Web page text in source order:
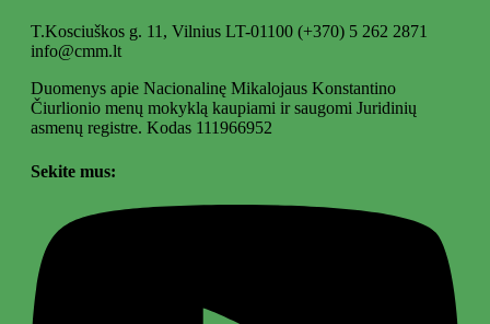
T.Kosciuškos g. 11, Vilnius LT-01100 (+370) 5 262 2871
info@cmm.lt
Duomenys apie Nacionalinę Mikalojaus Konstantino
Čiurlionio menų mokyklą kaupiami ir saugomi Juridinių
asmenų registre. Kodas 111966952
Sekite mus: